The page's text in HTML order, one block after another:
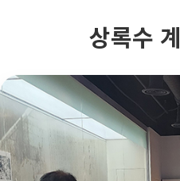
상록수